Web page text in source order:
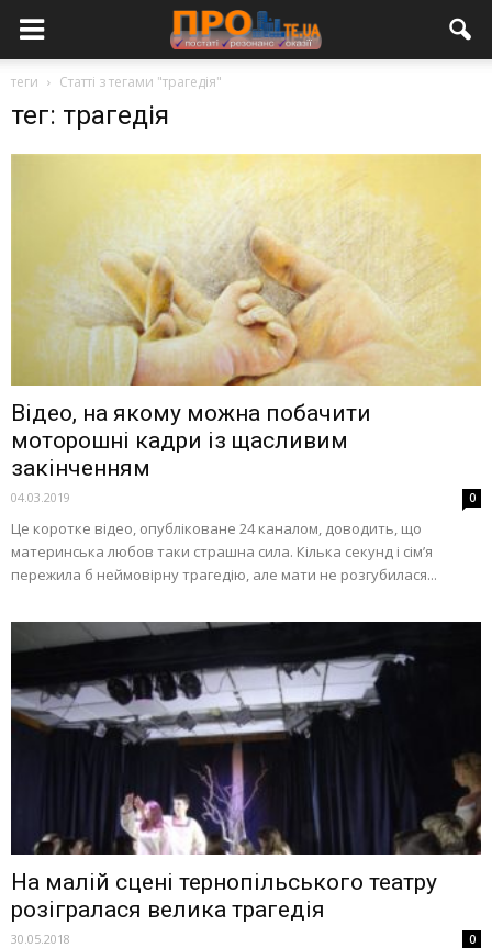
теги Статті з тегами "трагедія"
тег: трагедія
Відео, на якому можна побачити
моторошні кадри із щасливим
закінченням
04.03.2019 0
Це коротке відео, опубліковане 24 каналом, доводить, що
материнська любов таки страшна сила. Кілька секунд і сім’я
пережила б неймовірну трагедію, але мати не розгубилася...
На малій сцені тернопільського театру
розігралася велика трагедія
30.05.2018 0